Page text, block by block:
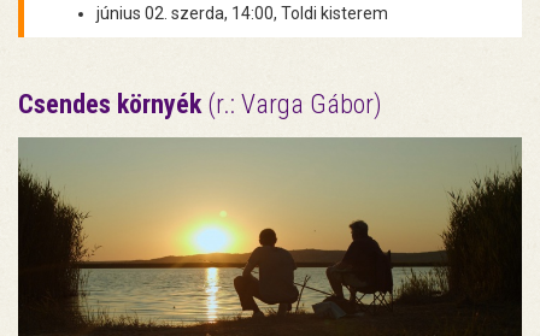
június 02. szerda, 14:00, Toldi kisterem
Csendes környék (r.: Varga Gábor)